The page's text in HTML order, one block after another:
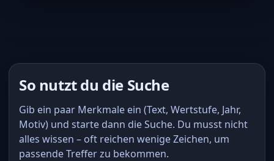
So nutzt du die Suche
Gib ein paar Merkmale ein (Text, Wertstufe, Jahr,
Motiv) und starte dann die Suche. Du musst nicht
alles wissen – oft reichen wenige Zeichen, um
passende Treffer zu bekommen.